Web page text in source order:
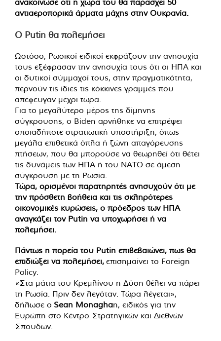
αντιαεροπορικά άρματα μάχης στην Ουκρανία.
Ο Putin θα πολεμήσει
Ωστόσο, Ρωσικοί ειδικοί εκφράζουν την ανησυχία
τους εξέφρασαν την ανησυχία τους ότι οι ΗΠΑ και
οι δυτικοί σύμμαχοί τους, στην πραγματικότητα,
περνούν τις ίδιες τις κόκκινες γραμμές που
απέφευγαν μέχρι τώρα.
Για το μεγαλύτερο μέρος της δίμηνης
σύγκρουσης, ο Biden αρνήθηκε να επιτρέψει
οποιαδήποτε στρατιωτική υποστήριξη, όπως
μεγάλα επιθετικά όπλα ή ζώνη απαγόρευσης
πτήσεων, που θα μπορούσε να θεωρηθεί ότι θέτει
τις δυνάμεις των ΗΠΑ ή του ΝΑΤΟ σε άμεση
σύγκρουση με τη Ρωσία.
Τώρα, ορισμένοι παρατηρητές ανησυχούν ότι με
την πρόσθετη βοήθεια και τις σκληρότερες
οικονομικές κυρώσεις, ο πρόεδρος των ΗΠΑ
αναγκάζει τον Putin να υποχωρήσει ή να
πολεμήσει.
Πάντως η πορεία του Putin επιβεβαιώνει, πως θα
επιδιώξει να πολεμήσει, επισημαίνει το Foreign
Policy.
«Στα μάτια του Κρεμλίνου η Δύση θέλει να πάρει
τη Ρωσία. Πριν δεν λεγόταν. Τώρα λέγεται»,
δήλωσε ο Sean Monaghan, ειδικός για την
Ευρώπη στο Κέντρο Στρατηγικών και Διεθνών
Σπουδών.